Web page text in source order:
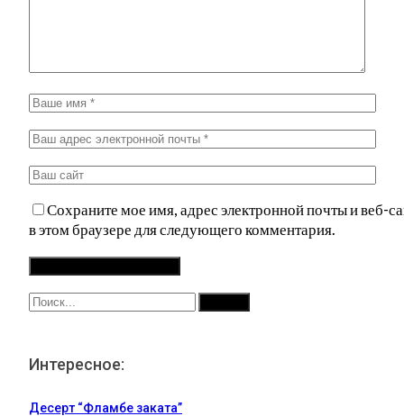
Сохраните мое имя, адрес электронной почты и веб-
в этом браузере для следующего комментария.
Интересное:
Десерт “Фламбе заката”